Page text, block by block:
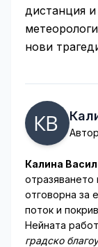
дистанция и
нови
Калина
отразяването
отговорна за
поток и
Нейната
градско